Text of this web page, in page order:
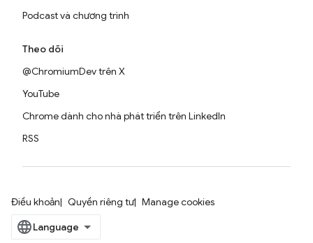
Podcast và chương trình
Theo dõi
@ChromiumDev trên X
YouTube
Chrome dành cho nhà phát triển trên LinkedIn
RSS
Điều khoản Quyền riêng tư Manage cookies